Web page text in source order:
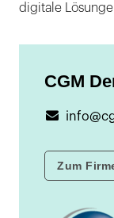
digitale
CGM
Zum